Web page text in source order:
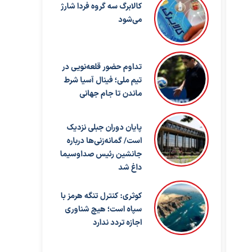
کالابرگ سه گروه فردا شارژ
می‌شود
تداوم حضور قلعه‌نویی در
تیم ملی؛ فینال آسیا شرط
ماندن تا جام جهانی
پایان دوران جبلی نزدیک
است/ گمانه‌زنی‌ها درباره
جانشین رئیس صداوسیما
داغ شد
کوثری: کنترل تنگه هرمز با
سپاه است؛ هیچ شناوری
اجازه تردد ندارد